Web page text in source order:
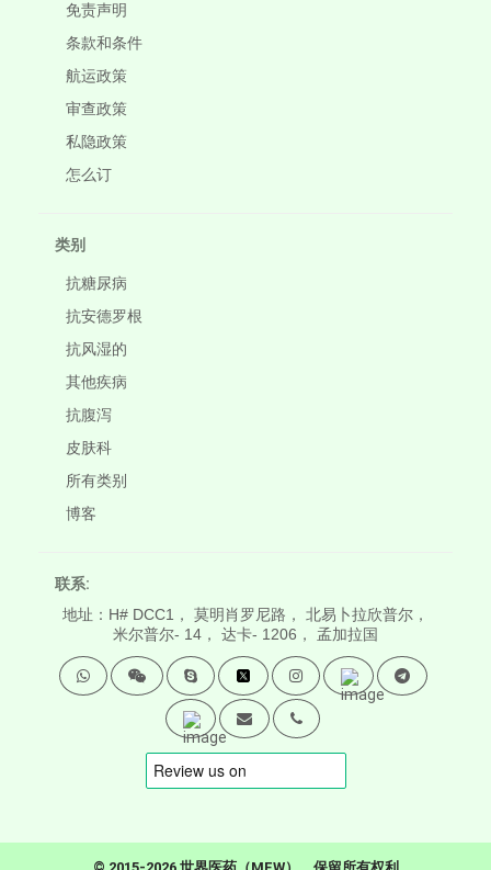
免责声明
条款和条件
航运政策
审查政策
私隐政策
怎么订
类别
抗糖尿病
抗安德罗根
抗风湿的
其他疾病
抗腹泻
皮肤科
所有类别
博客
联系:
地址：H# DCC1， 莫明肖罗尼路， 北易卜拉欣普尔，
米尔普尔- 14， 达卡- 1206， 孟加拉国